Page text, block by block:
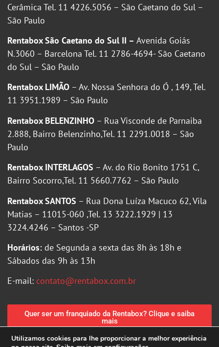
Cerâmica Tel. 11 4226.5056 – São Caetano do Sul –
São Paulo
Rentabox São Caetano do Sul II – Avenida Goiás
N.3060 – Barcelona Tel. 11 2786-4694- São Caetano
do Sul – São Paulo
Rentabox LIMÃO – Av. Nossa Senhora do Ó , 149, Tel.
11 3951.1989 – São Paulo
Rentabox BELENZINHO – Rua Visconde de Parnaiba
2.888, Bairro Belenzinho,Tel. 11 2291.0018 – São
Paulo
Rentabox INTERLAGOS – Av. do Rio Bonito 1751 C,
Bairro Socorro,Tel. 11 5660.7762 – São Paulo
Rentabox SANTOS – Rua Dona Luíza Macuco 62, Vila
Matias – 11015-060 ,Tel. 13 3222.1929 | 13
3224.4246 – Santos -SP
Horários: de Segunda a sexta das 8h às 18h e
Sábados das 9h às 13h
E-mail: contato@rentabox.com.br
Quer ser um franquiado da Rentabox? Clique e saiba
mais
Utilizamos cookies para lhe proporcionar a melhor experiência